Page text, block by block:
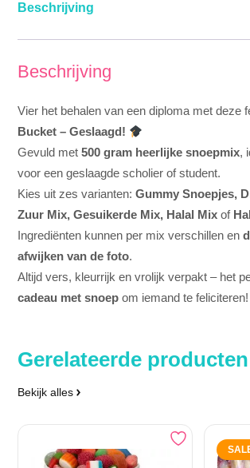
Beschrijving
Beschrijving
Vier het behalen van een diploma met deze
Bucket – Geslaagd!
Gevuld met500 gram heerlijke snoepmix,
voor een geslaagde scholier of student.
Kies uit zes varianten:Gummy Snoepjes,
Zuur Mix, Gesuikerde Mix, Halal Mix of
Ingrediënten kunnen per mix verschillen en
afwijken van de foto.
Altijd vers, kleurrijk en vrolijk verpakt – het
cadeau met snoep om iemand te feliciteren!
Gerelateerde producten
Bekijk alles